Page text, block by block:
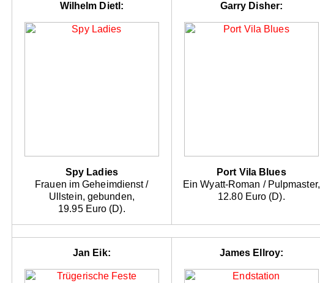
Wilhelm Dietl:
Spy Ladies
Frauen im Geheimdienst /
Ullstein, gebunden,
19.95 Euro (D).
Garry Disher:
Port Vila Blues
Ein Wyatt-Roman / Pulpmaster,
12.80 Euro (D).
Jan Eik: James Ellroy: